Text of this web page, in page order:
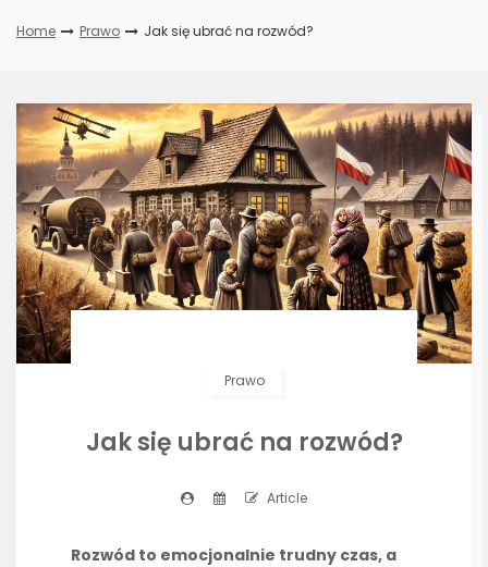
Home Prawo Jak się ubrać na rozwód?
Prawo
Jak się ubrać na rozwód?
Article
Rozwód to emocjonalnie trudny czas, a